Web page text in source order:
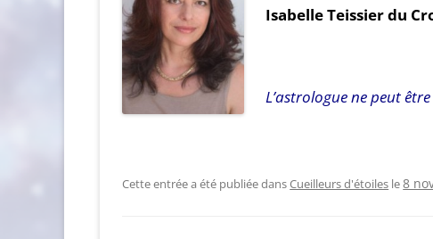
Isabelle Teissier du
L’astrologue ne peut
Cette entrée a été publiée dansCueilleurs d'étoiles le8